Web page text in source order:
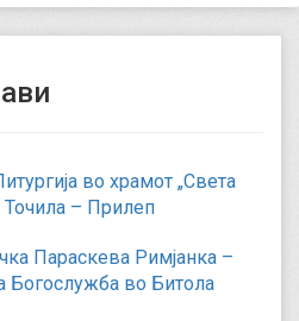
во храмот „Света
Точила – Прилеп
Параскева Римјанка –
Богослужба во Битола